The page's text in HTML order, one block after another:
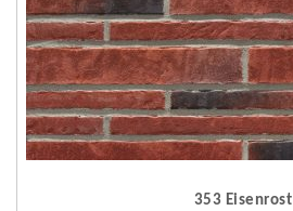
353 Eisenrost